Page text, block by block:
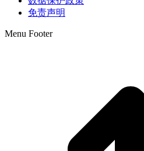
免责声明
Menu Footer